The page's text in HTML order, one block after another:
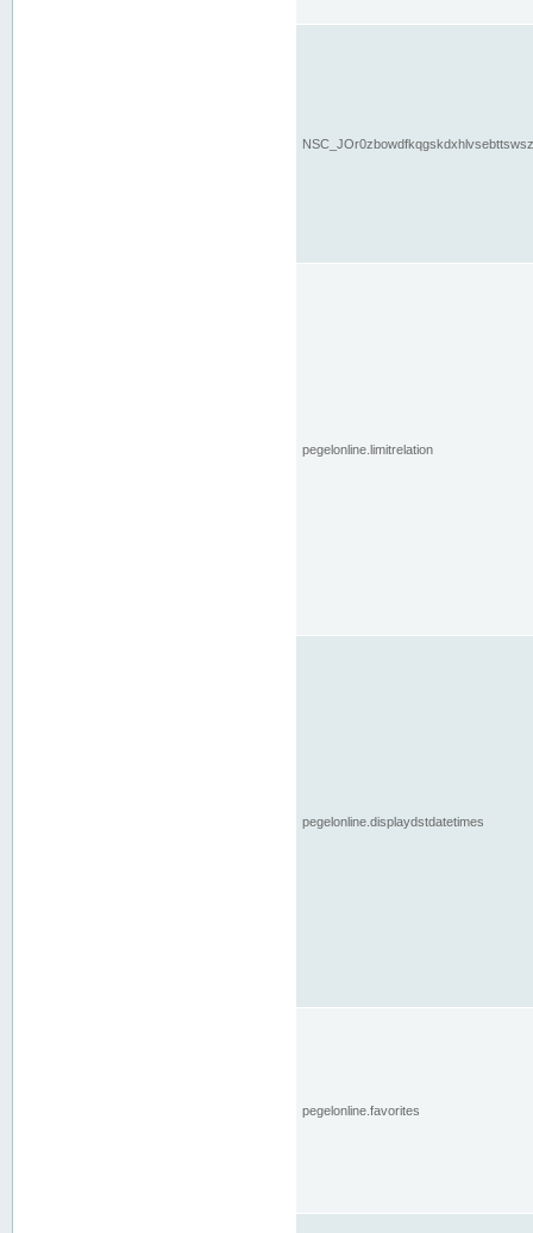
pegelonline.limitrelation
pegelonline.displaydstdatetimes
pegelonline.favorites